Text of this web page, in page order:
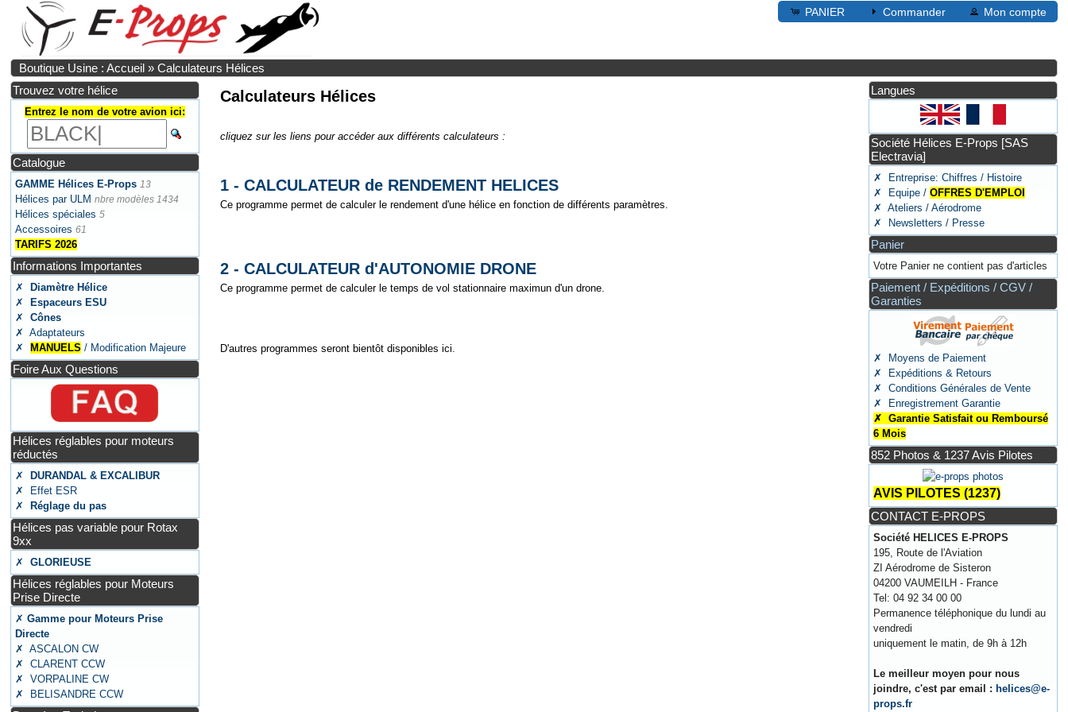
PANIER Commander Mon compte
Boutique Usine : Accueil »Calculateurs Hélices
Trouvez votre hélice
Entrez le nom de votre avion ici:
Catalogue
GAMME Hélices E-Props 13
Hélices par ULM nbre modèles 1434
Hélices spéciales 5
Accessoires 61
TARIFS 2026
Informations Importantes
✗
Diamètre Hélice
✗
Espaceurs ESU
✗
Cônes
✗ Adaptateurs
✗
MANUELS / Modification Majeure
Foire Aux Questions
Hélices réglables pour moteurs
réductés
✗
DURANDAL & EXCALIBUR
✗ Effet ESR
✗
Réglage du pas
Hélices pas variable pour Rotax
9xx
✗GLORIEUSE
Hélices réglables pour Moteurs
Prise Directe
✗Gamme pour Moteurs Prise
Directe
✗ ASCALON CW
✗ CLARENT CCW
✗ VORPALINE CW
✗ BELISANDRE CCW
Calculateurs Hélices
cliquez sur les liens pour accéder aux différents calculateurs :
1 - CALCULATEUR de RENDEMENT HELICES
Ce programme permet de calculer le rendement d'une hélice en fonction de différents paramètres.
2 - CALCULATEUR d'AUTONOMIE DRONE
Ce programme permet de calculer le temps de vol stationnaire maximun d'un drone.
D'autres programmes seront bientôt disponibles ici.
Langues
Société Hélices E-Props [SAS
Electravia]
✗ Entreprise: Chiffres / Histoire
✗ Equipe /OFFRES D'EMPLOI
✗ Ateliers / Aérodrome
✗ Newsletters / Presse
Panier
Votre Panier ne contient pas d'articles
Paiement / Expéditions / CGV /
Garanties
✗ Moyens de Paiement
✗ Expéditions & Retours
✗ Conditions Générales de Vente
✗ Enregistrement Garantie
✗ Garantie Satisfait ou Remboursé
6 Mois
852 Photos & 1237 Avis Pilotes
AVIS PILOTES (1237)
CONTACT E-PROPS
Société HELICES E-PROPS
195, Route de l'Aviation
ZI Aérodrome de Sisteron
04200 VAUMEILH - France
Tel: 04 92 34 00 00
Permanence téléphonique du lundi au
vendredi
uniquement le matin, de 9h à 12h
Le meilleur moyen pour nous
joindre, c'est par email : helices@e-
props.fr